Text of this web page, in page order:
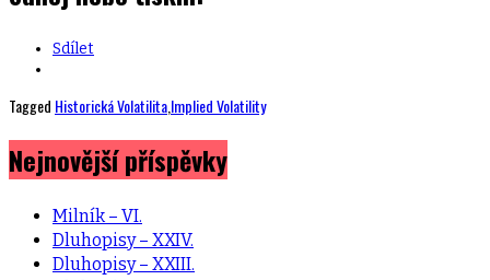
Sdílet
Tagged Historická VolatilitaImplied Volatility
Nejnovější příspěvky
Milník – VI.
Dluhopisy – XXIV.
Dluhopisy – XXIII.